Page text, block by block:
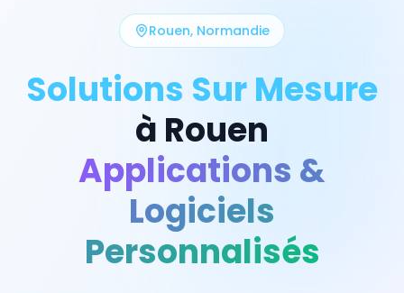
Rouen, Normandie
Solutions Sur Mesure
à Rouen
Applications &
Logiciels
Personnalisés